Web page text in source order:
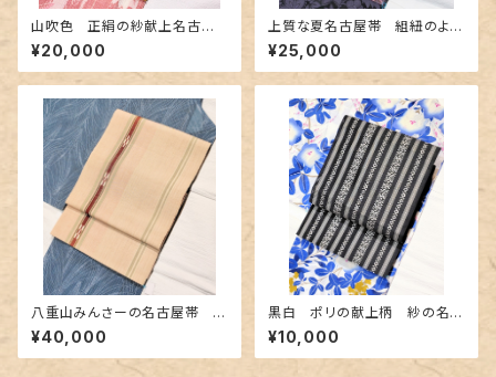
山吹色 正絹の紗献上名古屋
帯
¥20,000
上質な夏名古屋帯 組紐のよう
な織&レース編み
¥25,000
八重山みんさーの名古屋帯 ベ
ージュ色 極めて近年タイプ
¥40,000
黒白 ポリの献上柄 紗の名古
屋帯
¥10,000